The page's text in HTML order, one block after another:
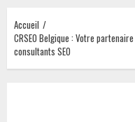
Accueil
CRSEO Belgique : Votre
consultants SEO